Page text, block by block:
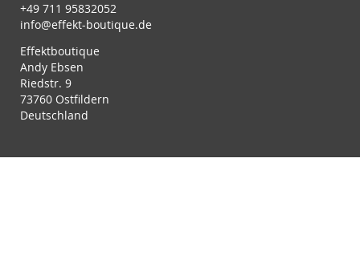
+49 711 95832052
info@effekt-boutique.de
Effektboutique
Andy Ebsen
Riedstr. 9
73760 Ostfildern
Deutschland